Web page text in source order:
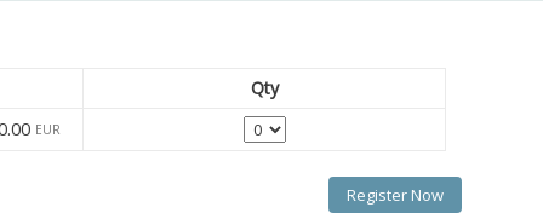
Qty
EUR Quantity